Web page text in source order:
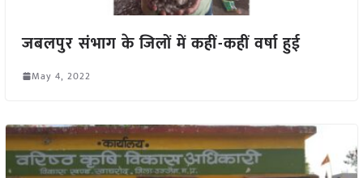
जबलपुर संभाग के जिलों में कहीं-कहीं वर्षा हुई
May 4, 2022